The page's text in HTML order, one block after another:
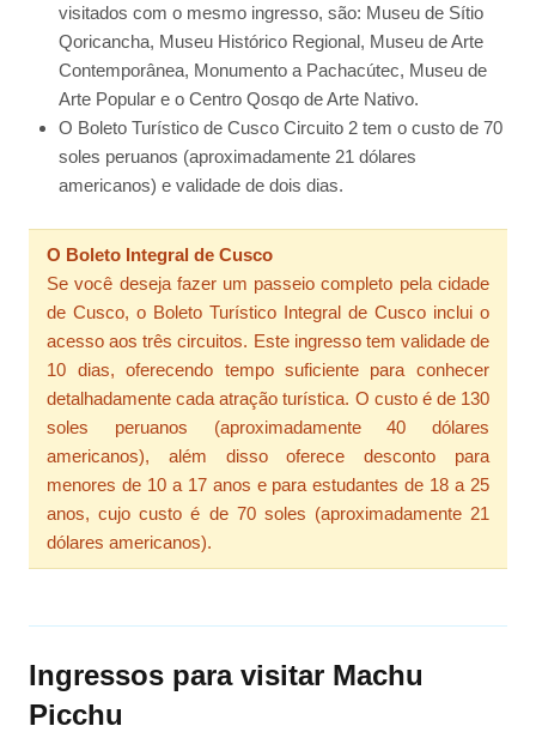
visitados com o mesmo ingresso, são: Museu de Sítio
Qoricancha, Museu Histórico Regional, Museu de Arte
Contemporânea, Monumento a Pachacútec, Museu de
Arte Popular e o Centro Qosqo de Arte Nativo.
O Boleto Turístico de Cusco Circuito 2 tem o custo de 70
soles peruanos (aproximadamente 21 dólares
americanos) e validade de dois dias.
O Boleto Integral de Cusco
Se você deseja fazer um passeio completo pela cidade
de Cusco, o Boleto Turístico Integral de Cusco inclui o
acesso aos três circuitos. Este ingresso tem validade de
10 dias, oferecendo tempo suficiente para conhecer
detalhadamente cada atração turística. O custo é de 130
soles peruanos (aproximadamente 40 dólares
americanos), além disso oferece desconto para
menores de 10 a 17 anos e para estudantes de 18 a 25
anos, cujo custo é de 70 soles (aproximadamente 21
dólares americanos).
Ingressos para visitar Machu
Picchu